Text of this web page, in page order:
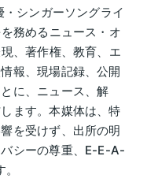
シンガーソングライ
務めるニュース・オ
、著作権、教育、エ
報、現場記録、公開
に、ニュース、解
ます。本媒体は、特
を受けず、出所の明
シーの尊重、E-E-A-